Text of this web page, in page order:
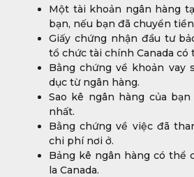
Một tài khoản ngân hàng
bạn, nếu bạn đã chuyển tiền
Giấy chứng nhận đầu tư
tổ chức tài chính Canada có
Bằng chứng về khoản vay
dục từ ngân hàng.
Sao kê ngân hàng của
nhất.
Bằng chứng về việc đã
chi phí nơi ở.
Bảng kê ngân hàng có thể
la Canada.